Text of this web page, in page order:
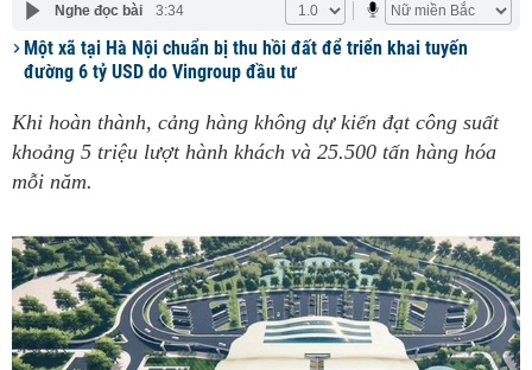
Nghe đọc bài 3:34
Một xã tại Hà Nội chuẩn bị thu hồi đất để triển khai tuyến
đường 6 tỷ USD do Vingroup đầu tư
Khi hoàn thành, cảng hàng không dự kiến đạt công suất
khoảng 5 triệu lượt hành khách và 25.500 tấn hàng hóa
mỗi năm.